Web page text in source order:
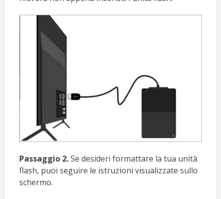
Passaggio 2.Se desideri formattare la tua unità
flash, puoi seguire le istruzioni visualizzate sullo
schermo.